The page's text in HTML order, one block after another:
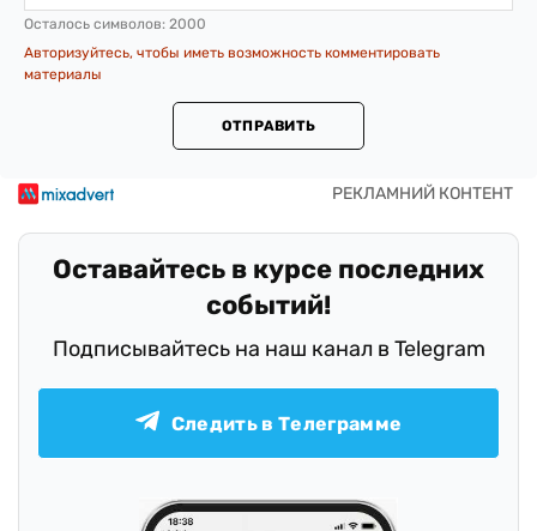
Осталось символов: 2000
Авторизуйтесь, чтобы иметь возможность комментировать
материалы
ОТПРАВИТЬ
Оставайтесь в курсе последних
событий!
Подписывайтесь на наш канал в Telegram
Следить в Телеграмме